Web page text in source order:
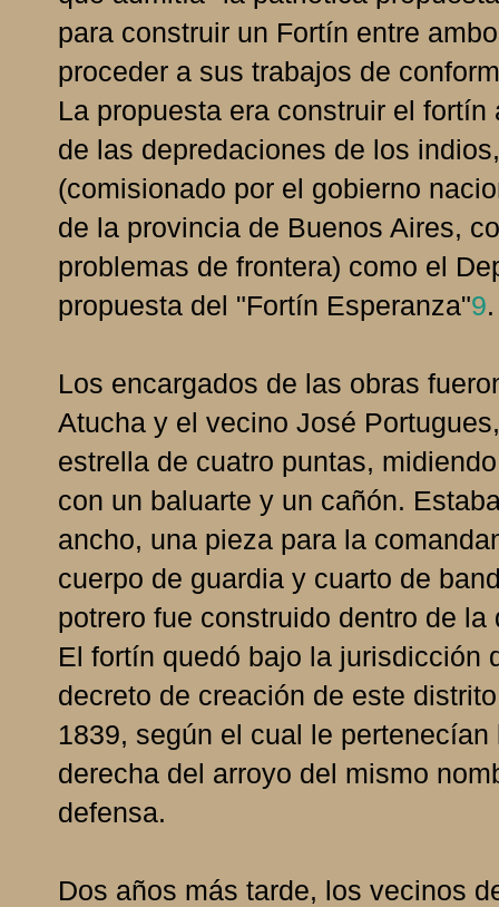
para construir un Fortín entre
proceder a sus trabajos de
La propuesta era construir el
de las depredaciones de los
(comisionado por el gobierno
de la provincia de Buenos Aires,
problemas de frontera) como el
propuesta del "Fortín Esperanza"9.
Los encargados de las obras
Atucha y el vecino José
estrella de cuatro puntas,
con un baluarte y un cañón.
ancho, una pieza para la
cuerpo de guardia y cuarto de
potrero fue construido dentro de
El fortín quedó bajo la jurisdicción
decreto de creación de este
1839, según el cual le
derecha del arroyo del mismo
defensa.
Dos años más tarde, los vecinos